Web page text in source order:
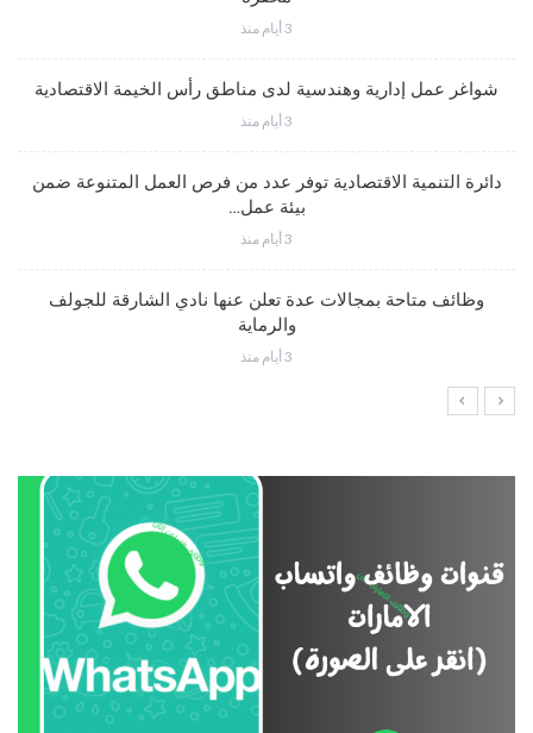
3 أيام منذ
شواغر عمل إدارية وهندسية لدى مناطق رأس الخيمة الاقتصادية
3 أيام منذ
دائرة التنمية الاقتصادية توفر عدد من فرص العمل المتنوعة ضمن
بيئة عمل…
3 أيام منذ
وظائف متاحة بمجالات عدة تعلن عنها نادي الشارقة للجولف
والرماية
3 أيام منذ